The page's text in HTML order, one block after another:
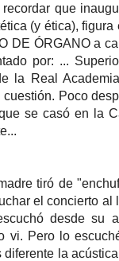
que
(y ética),
DE ÓRGANO a
por: ...
la Real
cuestión. Poco
se casó en la
tiró de
el concierto al
desde su
vi. Pero lo
diferente la